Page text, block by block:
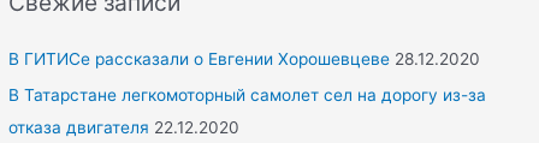
h
f
o
В ГИТИСе рассказали о Евгении Хорошевцеве 28.12.2020
В Татарстане легкомоторный самолет сел на дорогу из-за
отказа двигателя 22.12.2020